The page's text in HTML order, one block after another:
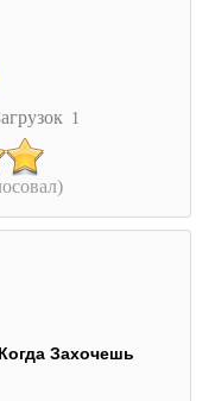
1
Захочешь